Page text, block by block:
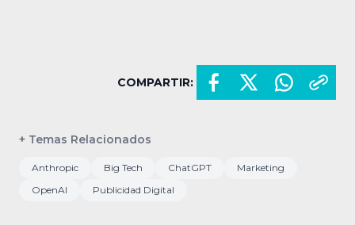
COMPARTIR:
+ Temas Relacionados
Anthropic Big Tech ChatGPT
Marketing
OpenAI
Publicidad Digital